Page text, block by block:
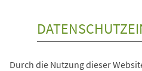
Durch die Nutzung dieser